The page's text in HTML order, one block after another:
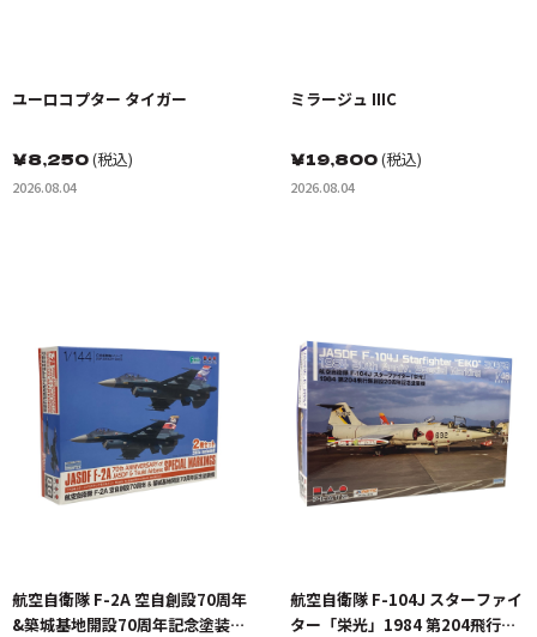
ユーロコプター タイガー
￥8,250(税込)
2026.08.04
ミラージュ IIIC
￥19,800(税込)
2026.08.04
航空自衛隊 F-2A 空自創設70周年
&築城基地開設70周年記念塗装機
航空自衛隊 F-104J スターファイ
ター「栄光」1984 第204飛行隊